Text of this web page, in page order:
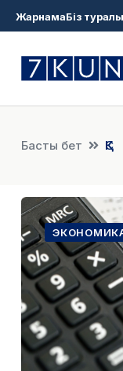
ЖарнамаБіз туралы
Басты бет ҚҚС